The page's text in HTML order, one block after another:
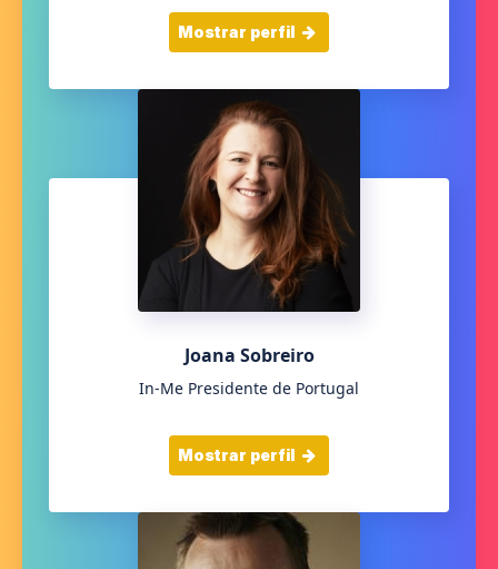
Mostrar perfil
Joana Sobreiro
In-Me Presidente de Portugal
Mostrar perfil